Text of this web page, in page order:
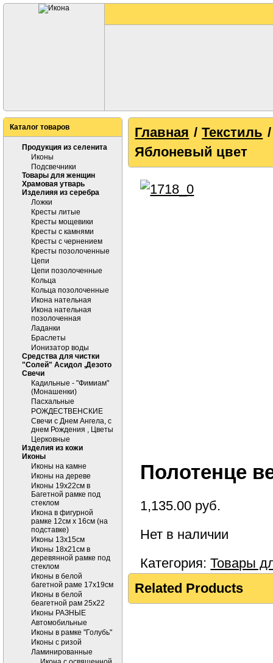
Каталог товаров
Продукция из селенита
Иконы
Подсвечники
Товары для женщин
Храмовая утварь
Изделияя из серебра
Ложки
Кресты литые
Кресты мощевики
Кресты с камнями
Кресты с чернением
Кресты позолоченные
Цепи
Цепи позолоченные
Кольца
Кольца позолоченные
Икона нательная
Икона нательная
позолоченная
Ладанки
Браслеты
Ионизатор воды
Средства для чистки
"Солей" Асидол ,Дезото
Cвечи
Кадильные - "Фимиам"
(Монашенки)
Пасхальные
РОЖДЕСТВЕНСКИЕ
Свечи с Днем Ангела, с
днем Рождения , Цветы
Церковные
Изделия из кожи
Иконы
Иконы на камне
Иконы на дереве
Иконы 19х22см в
Багетной рамке под
стеклом
Икона в фигурной
рамке 12см х 16см (на
подставке)
Иконы 13х15см
Иконы 18х21см в
деревянной рамке под
стеклом
Иконы в белой
багетной раме 17х19см
Иконы в белой
беагетной рам 25х22
Иконы РАЗНЫЕ
Автомобильные
Иконы в рамке "Голубь"
Иконы с ризой
Ламинированные
Главная /Текстиль
Яблоневый цвет
Полотенце
1,135.00 руб.
Нет в наличии
Категория:Товары
Related Products